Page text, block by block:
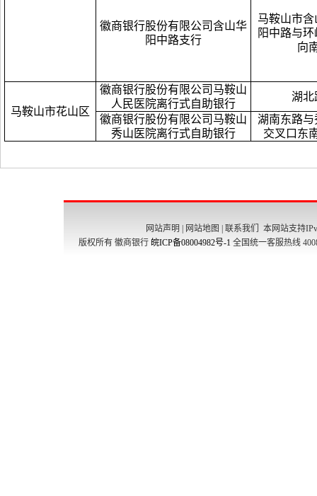
徽商银行股份有限公司含山华
阳中路支行
马鞍山市
阳中路与
向
马鞍山市花山区
徽商银行股份有限公司马鞍山
人民医院离行式自助银行
湖北
徽商银行股份有限公司马鞍山
秀山医院离行式自助银行
湖南东路
交叉口东
网站声明 网站地图 联系我们
本网站支持
版权所有 徽商银行 皖ICP备08004982号-1 全国统一客服热线